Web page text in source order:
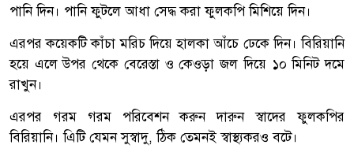
পানি দিন। পানি ফুটলে আধা সেদ্ধ করা ফুলকপি মিশিয়ে দিন।
এরপর কয়েকটি কাঁচা মরিচ দিয়ে হালকা আঁচে ঢেকে দিন। বিরিয়ানি
হয়ে এলে উপর থেকে বেরেস্তা ও কেওড়া জল দিয়ে ১০ মিনিট দমে
রাখুন।
এরপর গরম গরম পরিবেশন করুন দারুন স্বাদের ফুলকপির
বিরিয়ানি। এিটি যেমন সুস্বাদু, ঠিক তেমনই স্বাস্থ্যকরও বটে।